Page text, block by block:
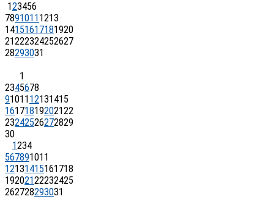
123456
7891011 1213
14151617181920
21222324252627
28293031
1
2345678
91011 12131415
16171819202122
23242526272829
30
1234
567891011
12131415161718
19202122232425
262728293031